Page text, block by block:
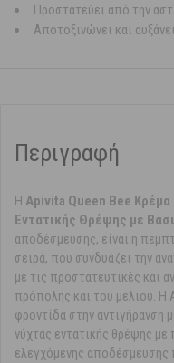
Προστατεύει από την
Αποτοξινώνει και
Περιγραφή
Η Apivita Queen Bee
Εντατικής Θρέψης με
αποδέσμευσης, είναι η
σειρά, που συνδυάζει την
με τις προστατευτικές και
πρόπολης και του μελιού. Η
φροντίδα στην αντιγήρανση
νύχτας εντατικής θρέψης
ελεγχόμενης αποδέσμευσης